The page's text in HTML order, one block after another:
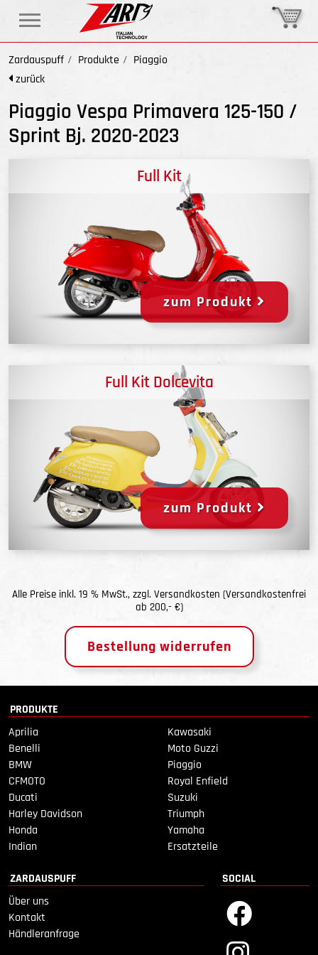
Zardauspuff Produkte
Piaggio
zurück
Piaggio Vespa Primavera 125-150 /
Sprint Bj. 2020-2023
Full Kit
zum Produkt
Full Kit Dolcevita
zum Produkt
Alle Preise inkl. 19 % MwSt., zzgl. Versandkosten (Versandkostenfrei
ab 200,- €)
Bestellung widerrufen
PRODUKTE
Aprilia
Benelli
BMW
CFMOTO
Ducati
Harley Davidson
Honda
Indian
Kawasaki
Moto Guzzi
Piaggio
Royal Enfield
Suzuki
Triumph
Yamaha
Ersatzteile
ZARDAUSPUFF
Über uns
Kontakt
Händleranfrage
SOCIAL